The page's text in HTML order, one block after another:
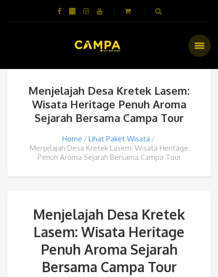
Menjelajah Desa Kretek Lasem:
Wisata Heritage Penuh Aroma
Sejarah Bersama Campa Tour
Home
Lihat Paket Wisata
Menjelajah Desa Kretek Lasem: Wisata Heritage
Penuh Aroma Sejarah Bersama Campa Tour
Menjelajah Desa Kretek
Lasem: Wisata Heritage
Penuh Aroma Sejarah
Bersama Campa Tour